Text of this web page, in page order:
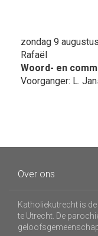
zondag 9
Rafaël
Woord- en
Voorganger: L.
Over ons
Katholiekutrecht is
te Utrecht. De